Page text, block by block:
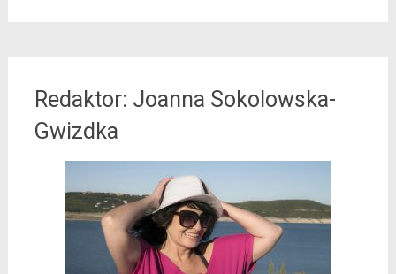
Redaktor: Joanna Sokolowska-
Gwizdka